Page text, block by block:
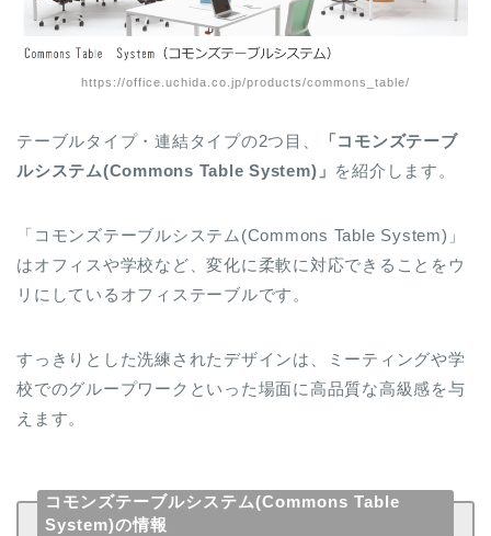
https://office.uchida.co.jp/products/commons_table/
テーブルタイプ・連結タイプの2つ目、
「コモンズテーブ
ルシステム(Commons Table System)」 を紹介します。
「コモンズテーブルシステム(Commons Table System)」
はオフィスや学校など、変化に柔軟に対応できることをウ
リにしているオフィステーブルです。
すっきりとした洗練されたデザインは、ミーティングや学
校でのグループワークといった場面に高品質な高級感を与
えます。
コモンズテーブルシステム(Commons Table
System)の情報